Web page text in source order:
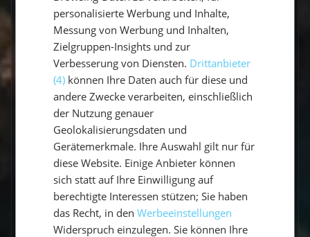
An Bord
45 Questions
Buchung
24 Questions
Vorbereitung
11 Questions
Gibt es Flottillen?
Wie viele Seemeilen segelt man in
einer Woche?
personalisierte Werbung und Inhalte,
Messung von Werbung und Inhalten,
Zielgruppen-Insights und zur
Verbesserung von Diensten. Drittanbieter
(4) können Ihre Daten auch für diese und
andere Zwecke verarbeiten, einschließlich
der Nutzung genauer
Geolokalisierungsdaten und
Gerätemerkmale. Ihre Auswahl gilt nur für
diese Website. Einige Anbieter können
sich statt auf Ihre Einwilligung auf
berechtigte Interessen stützen; Sie haben
das Recht, in denWerbeeinstellungen
Widerspruch einzulegen. Sie können Ihre